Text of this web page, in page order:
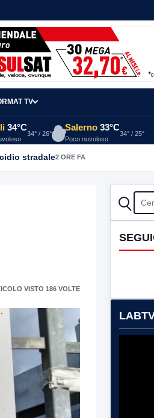
TV
34°C
34° / 26°
Salerno 33°C
Poco nuvoloso
34° / 25°
stradale2 ORE FA
VISTO 186 VOLTE